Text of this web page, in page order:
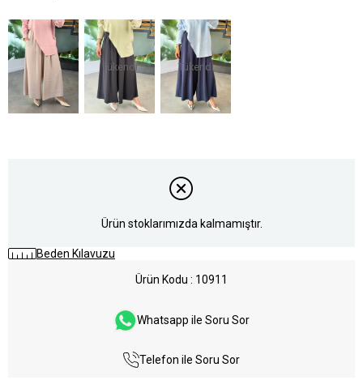
Tükendi Tükendi
Ürün stoklarımızda kalmamıştır.
Beden Kılavuzu
Ürün Kodu
10911
Whatsapp ile Soru Sor
Telefon ile Soru Sor